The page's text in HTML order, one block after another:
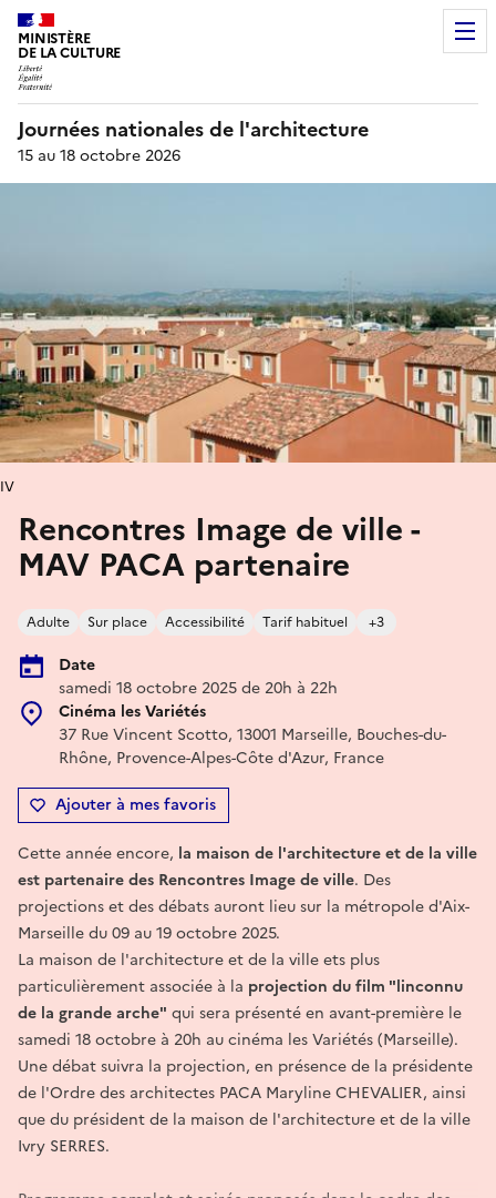
MINISTÈRE
DE LA CULTURE
Journées nationales de l'architecture
15 au 18 octobre 2026
Rencontres Image de ville -
MAV PACA partenaire
Adulte Sur place Accessibilité Tarif habituel +3
Date
samedi 18 octobre 2025 de 20h à 22h
Cinéma les Variétés
37 Rue Vincent Scotto, 13001 Marseille, Bouches-du-
Rhône, Provence-Alpes-Côte d'Azur, France
Ajouter à mes favoris
IV
Cette année encore, la maison de l'architecture et de la ville
est partenaire des Rencontres Image de ville. Des
projections et des débats auront lieu sur la métropole d'Aix-
Marseille du 09 au 19 octobre 2025.
La maison de l'architecture et de la ville ets plus
particulièrement associée à la projection du film "linconnu
de la grande arche" qui sera présenté en avant-première le
samedi 18 octobre à 20h au cinéma les Variétés (Marseille).
Une débat suivra la projection, en présence de la présidente
de l'Ordre des architectes PACA Maryline CHEVALIER, ainsi
que du président de la maison de l'architecture et de la ville
Ivry SERRES.